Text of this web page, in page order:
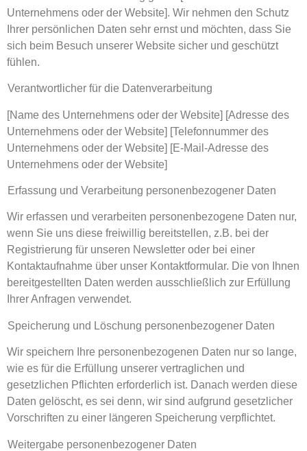
Unternehmens oder der Website]. Wir nehmen den Schutz
Ihrer persönlichen Daten sehr ernst und möchten, dass Sie
sich beim Besuch unserer Website sicher und geschützt
fühlen.
Verantwortlicher für die Datenverarbeitung
[Name des Unternehmens oder der Website] [Adresse des
Unternehmens oder der Website] [Telefonnummer des
Unternehmens oder der Website] [E-Mail-Adresse des
Unternehmens oder der Website]
Erfassung und Verarbeitung personenbezogener Daten
Wir erfassen und verarbeiten personenbezogene Daten nur,
wenn Sie uns diese freiwillig bereitstellen, z.B. bei der
Registrierung für unseren Newsletter oder bei einer
Kontaktaufnahme über unser Kontaktformular. Die von Ihnen
bereitgestellten Daten werden ausschließlich zur Erfüllung
Ihrer Anfragen verwendet.
Speicherung und Löschung personenbezogener Daten
Wir speichern Ihre personenbezogenen Daten nur so lange,
wie es für die Erfüllung unserer vertraglichen und
gesetzlichen Pflichten erforderlich ist. Danach werden diese
Daten gelöscht, es sei denn, wir sind aufgrund gesetzlicher
Vorschriften zu einer längeren Speicherung verpflichtet.
Weitergabe personenbezogener Daten